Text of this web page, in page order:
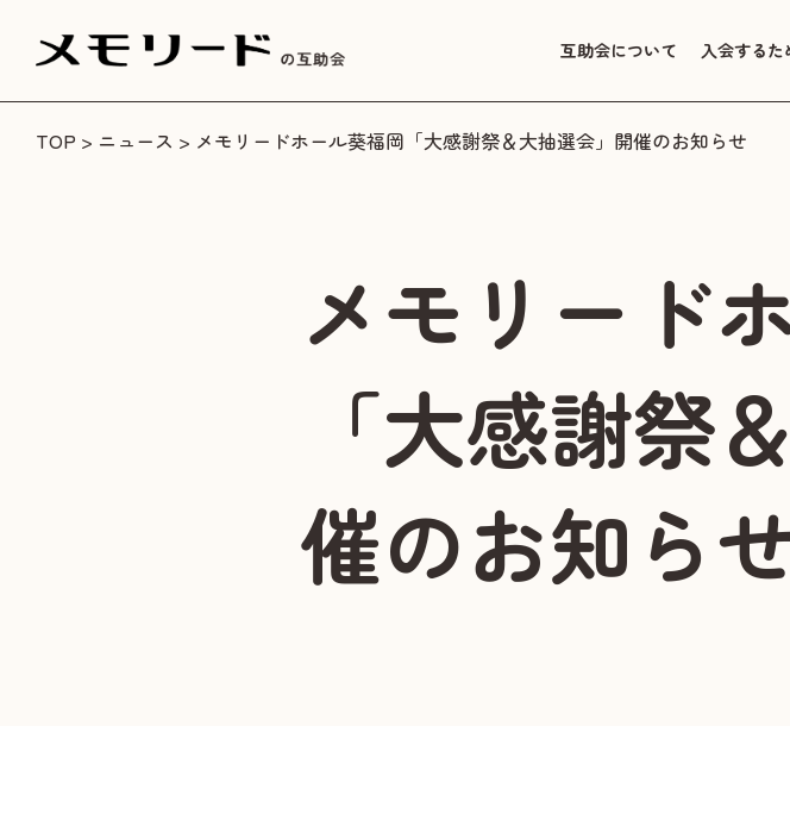
互助会について 入会するた
TOP > ニュース > メモリードホール葵福岡「大感謝祭＆大抽選会」開催のお知らせ
メモリード
「大感謝祭
催のお知ら